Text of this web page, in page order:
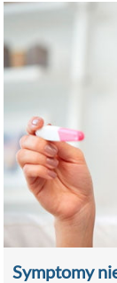
Symptomy